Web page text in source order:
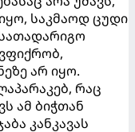
საკმაოდ ცუდი
არ იყო.
რაც
ამ ბიჭთან
კანკავას